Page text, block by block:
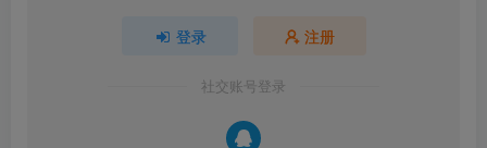
登录 注册
社交账号登录